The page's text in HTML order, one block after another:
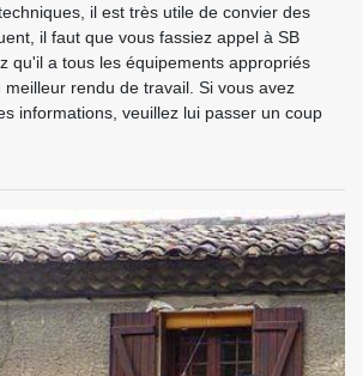
il est très utile de convier des
il faut que vous fassiez appel à SB
qu'il a tous les équipements appropriés
rendu de travail. Si vous avez
informations, veuillez lui passer un coup